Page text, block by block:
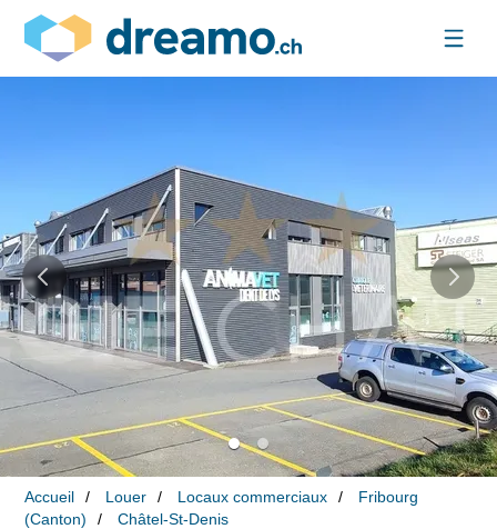
Accueil Louer Locaux commerciaux
Fribourg
(Canton)
Châtel-St-Denis